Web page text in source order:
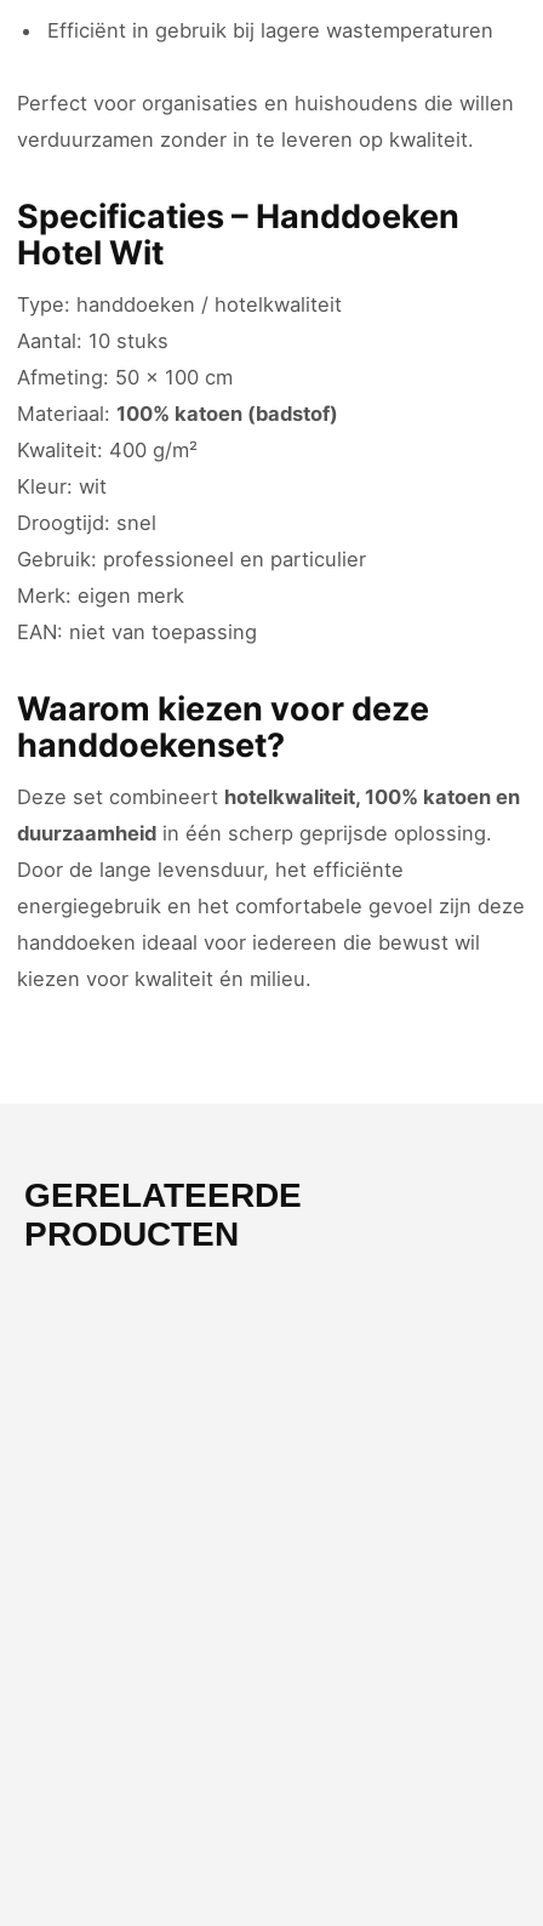
Efficiënt in gebruik bij lagere wastemperaturen
Perfect voor organisaties en huishoudens die willen
verduurzamen zonder in te leveren op kwaliteit.
Specificaties – Handdoeken
Hotel Wit
Type: handdoeken / hotelkwaliteit
Aantal: 10 stuks
Afmeting: 50 × 100 cm
Materiaal: 100% katoen (badstof)
Kwaliteit: 400 g/m²
Kleur: wit
Droogtijd: snel
Gebruik: professioneel en particulier
Merk: eigen merk
EAN: niet van toepassing
Waarom kiezen voor deze
handdoekenset?
Deze set combineert hotelkwaliteit, 100% katoen en
duurzaamheid in één scherp geprijsde oplossing.
Door de lange levensduur, het efficiënte
energiegebruik en het comfortabele gevoel zijn deze
handdoeken ideaal voor iedereen die bewust wil
kiezen voor kwaliteit én milieu.
GERELATEERDE
PRODUCTEN